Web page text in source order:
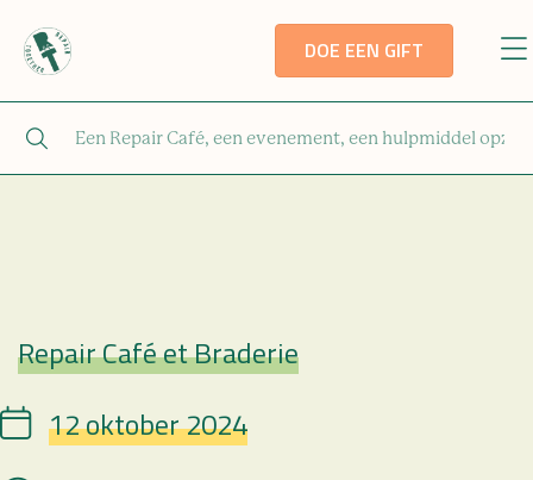
DOE EEN GIFT
Repair Café
Repair Café et Braderie
Date 12 oktober 2024